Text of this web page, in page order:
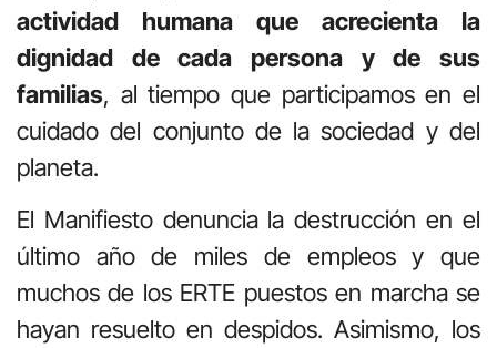
actividad humana que acrecienta la
dignidad de cada persona y de sus
familias, al tiempo que participamos en el
cuidado del conjunto de la sociedad y del
planeta.
El Manifiesto denuncia la destrucción en el
último año de miles de empleos y que
muchos de los ERTE puestos en marcha se
hayan resuelto en despidos. Asimismo, los